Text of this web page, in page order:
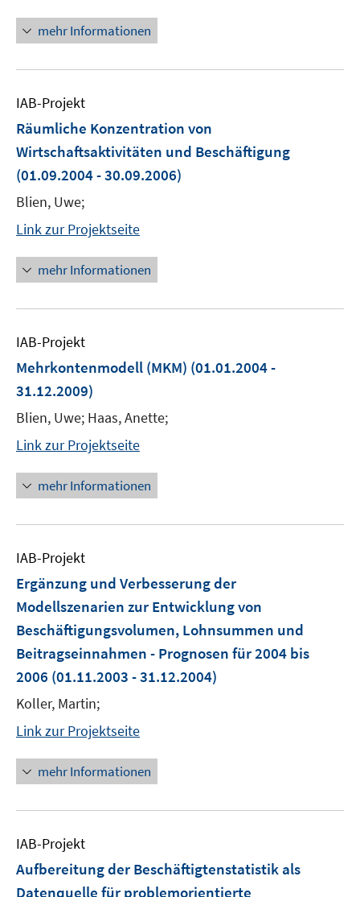
mehr Informationen
IAB-Projekt
Räumliche Konzentration von
Wirtschaftsaktivitäten und Beschäftigung
(01.09.2004 - 30.09.2006)
Blien, Uwe;
Link zur Projektseite
mehr Informationen
IAB-Projekt
Mehrkontenmodell (MKM) (01.01.2004 -
31.12.2009)
Blien, Uwe; Haas, Anette;
Link zur Projektseite
mehr Informationen
IAB-Projekt
Ergänzung und Verbesserung der
Modellszenarien zur Entwicklung von
Beschäftigungsvolumen, Lohnsummen und
Beitragseinnahmen - Prognosen für 2004 bis
2006 (01.11.2003 - 31.12.2004)
Koller, Martin;
Link zur Projektseite
mehr Informationen
IAB-Projekt
Aufbereitung der Beschäftigtenstatistik als
Datenquelle für problemorientierte